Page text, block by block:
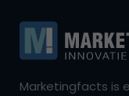
Marketingfacts is